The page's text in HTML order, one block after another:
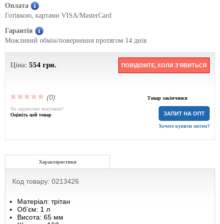
Оплата
Готівкою, картами VISA/MasterCard
Гарантія
Можливий обмін/повернення протягом 14 днів
Ціна: 554 грн. ПОВІДОМТЕ, КОЛИ З'ЯВИТЬСЯ
(0) Товар закінчився
ЗАПИТ НА ОПТ
Хочете купити оптом?
Чи задоволені покупкою?
Оцініть цей товар
Характеристики
Код товару: 0213426
Матеріал: трітан
Об'єм: 1 л
Висота: 65 мм